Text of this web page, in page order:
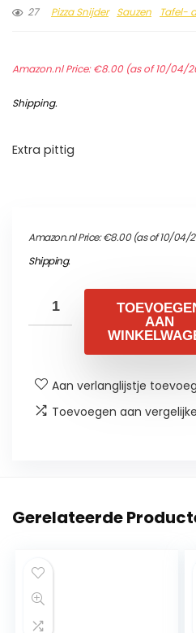
27
Pizza Snijder Sauzen Tafel-
Amazon.nl Price:€8.00(as of 10/04/
Shipping.
Extra pittig
Amazon.nl Price:€8.00(as of 10/04/
Shipping.
AAN
Aan verlanglijstje
Toevoegen aan
Gerelateerde